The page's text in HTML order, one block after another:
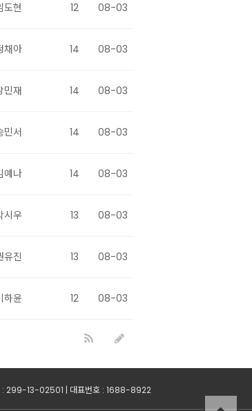
도현 12 08-03
채아 14 08-03
민재 14 08-03
민서 14 08-03
예나 14 08-03
시우 13 08-03
유진 13 08-03
하윤 12 08-03
호 : 299-13-02501 | 대표번호 : 1688-8922